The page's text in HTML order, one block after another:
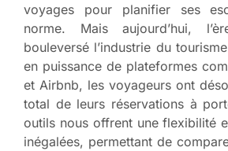
voyages pour planifier ses
norme. Mais aujourd’hui,
bouleversé l’industrie du
en puissance de plateformes
et Airbnb, les voyageurs ont
total de leurs réservations à
outils nous offrent une flexibilité
inégalées, permettant de